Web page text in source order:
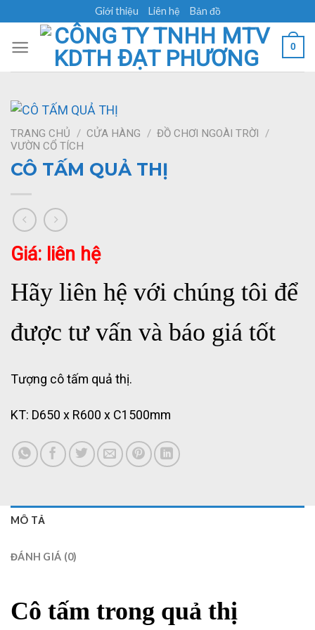
content
Giới thiệu Liên hệ Bản đồ
0
TRANG CHỦ / CỬA HÀNG / ĐỒ CHƠI NGOÀI TRỜI /
VƯỜN CỔ TÍCH
CÔ TẤM QUẢ THỊ
Giá: liên hệ
Hãy liên hệ với chúng tôi để
được tư vấn và báo giá tốt
Tượng cô tấm quả thị.
KT: D650 x R600 x C1500mm
MÔ TẢ
ĐÁNH GIÁ (0)
Cô tấm trong quả thị